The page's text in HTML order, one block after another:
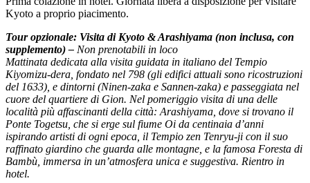
Kyoto a proprio piacimento.
Tour opzionale: Visita di Kyoto & Arashiyama (non inclusa, con
supplemento) – Non prenotabili in loco
Mattinata dedicata alla visita guidata in italiano del Tempio
Kiyomizu-dera, fondato nel 798 (gli edifici attuali sono ricostruzioni
del 1633), e dintorni (Ninen-zaka e Sannen-zaka) e passeggiata nel
cuore del quartiere di Gion. Nel pomeriggio visita di una delle
località più affascinanti della città: Arashiyama, dove si trovano il
Ponte Togetsu, che si erge sul fiume Oi da centinaia d’anni
ispirando artisti di ogni epoca, il Tempio zen Tenryu-ji con il suo
raffinato giardino che guarda alle montagne, e la famosa Foresta di
Bambù, immersa in un’atmosfera unica e suggestiva. Rientro in
hotel.